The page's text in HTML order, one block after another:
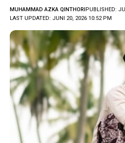
LAST UPDATED: JUNI 20, 2026 10:52 PM
MUHAMMAD AZKA QINTHORIPUBLISHED: